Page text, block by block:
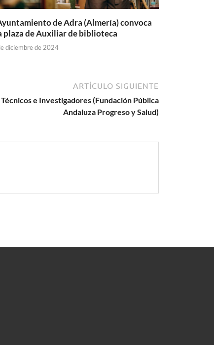
de Adra (Almería) convoca
plaza de Auxiliar de biblioteca
diciembre de 2024
ARTÍCULO SIGUIENTE
e Investigadores (Fundación Pública
Andaluza Progreso y Salud)